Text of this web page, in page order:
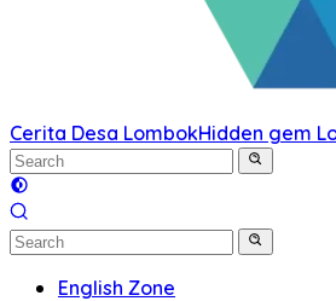
Cerita Desa LombokHidden gem
English Zone